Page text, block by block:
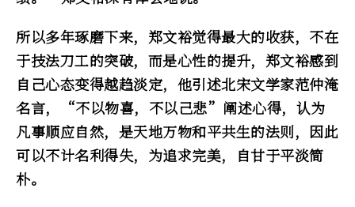
所以多年琢磨下来，郑文裕觉得最大的收获，不在
于技法刀工的突破，而是心性的提升，郑文裕感到
自己心态变得越趋淡定，他引述北宋文学家范仲淹
名言，“不以物喜，不以己悲”阐述心得，认为
凡事顺应自然，是天地万物和平共生的法则，因此
可以不计名利得失，为追求完美，自甘于平淡简
朴。